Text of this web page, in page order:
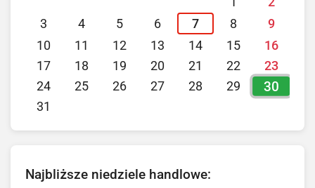
3
4 5 6 7 8
9
10
11 12 13 14 15
16
17
18 19 20 21 22
23
24
25 26 27 28 29 30
31
Najbliższe niedziele handlowe: